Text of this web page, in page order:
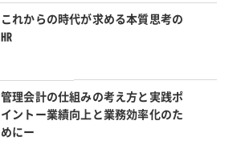
これからの時代が求める本質思考の
HR
管理会計の仕組みの考え方と実践ポ
イントー業績向上と業務効率化のた
めにー